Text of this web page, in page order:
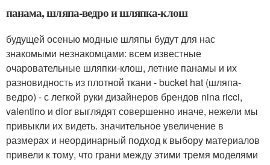
панама, шляпа-ведро и шляпка-клош
будущей осенью модные шляпы будут для нас
знакомыми незнакомцами: всем известные
очаровательные шляпки-клош, летние панамы и их
разновидность из плотной ткани - bucket hat (шляпа-
ведро) - с легкой руки дизайнеров брендов nina ricci,
valentino и dior выглядят совершенно иначе, нежели мы
привыкли их видеть. значительное увеличение в
размерах и неординарный подход к выбору материалов
привели к тому, что грани между этими тремя моделями